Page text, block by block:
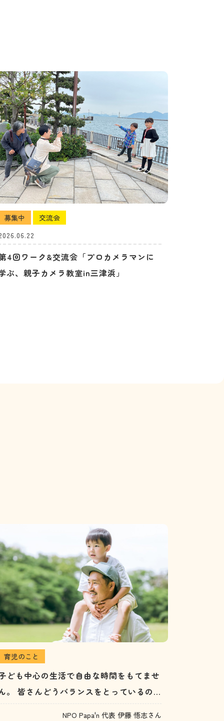
募集中
交流会
4回ワーク&交流会「プロカメラマンに
ぶ、親子カメラ教室in三津浜」
育児のこと
ども中心の生活で自由な時間をもてませ
。 皆さんどうバランスをとっているの
しょうか？（30代男性）
NPO Papa'n 代表 伊藤 悟志さん